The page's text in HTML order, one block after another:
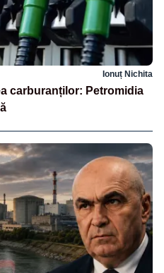
Ionuț Nichita
carburanților: Petromidia